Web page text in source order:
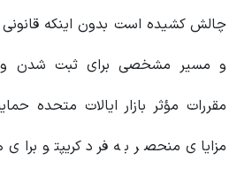
چالش کشیده است بدون اینکه
و مسیر مشخصی برای ثبت شدن
مقررات مؤثر بازار ایالات متحده
مزایای منحصر به فرد کریپتو برای